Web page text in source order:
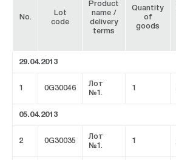
No.
Lot
code
Product
name /
delivery
terms
Quantity
of
goods
29.04.2013
1 0G30046
Лот
№1.
1
05.04.2013
2 0G30035
Лот
№1.
1